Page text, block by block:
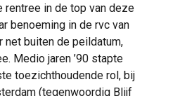
een duidelijke visie op het
In het interview met
zei ze onder meer dat
toe is: ‘We moeten
en onze rol in een
rentree in de top van deze
benoeming in de rvc van
net buiten de peildatum,
Medio jaren ’90 stapte
toezichthoudende rol, bij
(tegenwoordig Blijf